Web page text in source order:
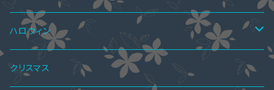
ペアパーカ
ペアマフラー
ドレスインナー
アクセサリー
ショートブーツ・ブーティー
ニーハイブーツ
春ブーツ
Tシャツ
ニット・セーター
レギンス
スカート
ジャケット
オールインワン
2点セット
ワンピーススーツ
3点セット
ハロウィン
ロリータ服
クリスマス